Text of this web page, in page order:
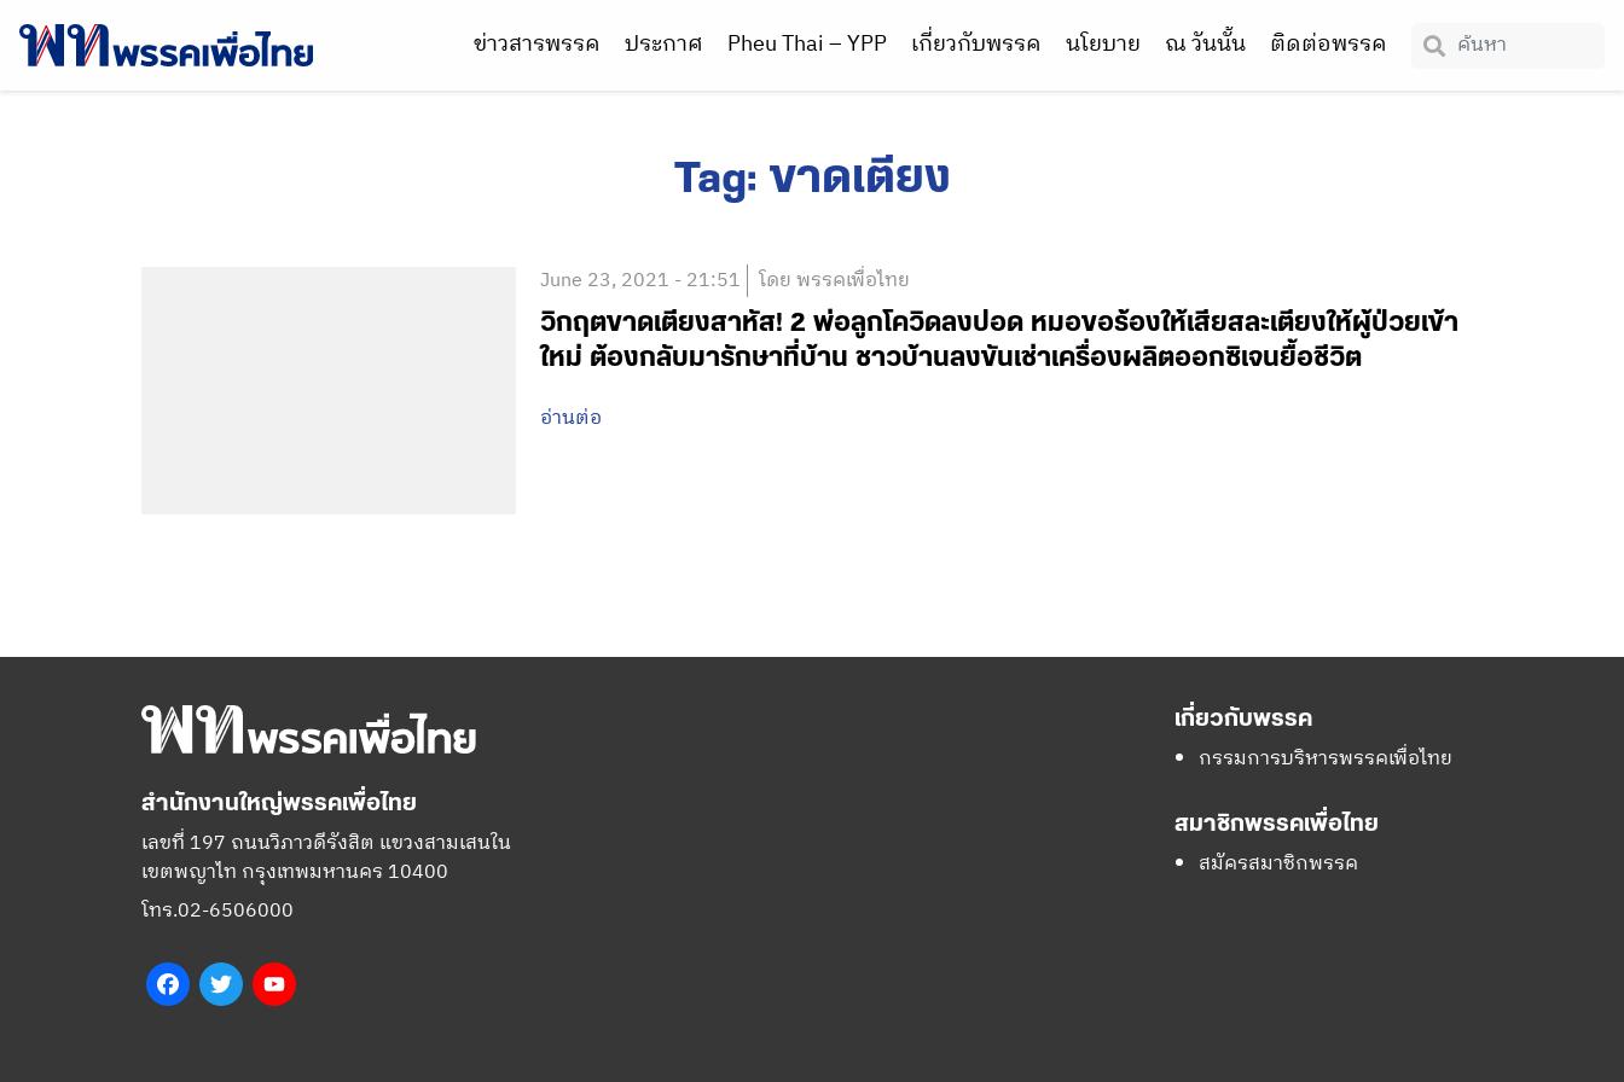
ข่าวสารพรรค ประกาศ Pheu Thai – YPP เกี่ยวกับพรรค นโยบาย ณ วันนั้น ติดต่อพรรค
Tag: ขาดเตียง
June 23, 2021 - 21:51 โดย พรรคเพื่อไทย
วิกฤตขาดเตียงสาหัส! 2 พ่อลูกโควิดลงปอด หมอขอร้องให้เสียสละเตียงให้ผู้ป่วยเข้า
ใหม่ ต้องกลับมารักษาที่บ้าน ชาวบ้านลงขันเช่าเครื่องผลิตออกซิเจนยื้อชีวิต
อ่านต่อ
สำนักงานใหญ่พรรคเพื่อไทย
เลขที่ 197 ถนนวิภาวดีรังสิต แขวงสามเสนใน
เขตพญาไท กรุงเทพมหานคร 10400
โทร.02-6506000
FacebookTwitter
เกี่ยวกับพรรค
กรรมการบริหารพรรคเพื่อไทย
สมาชิกพรรคเพื่อไทย
สมัครสมาชิกพรรค